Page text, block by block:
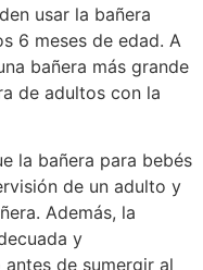
usar la bañera
6 meses de edad. A
bañera más grande
de adultos con la
la bañera para bebés
de un adulto y
Además, la
y
de sumergir al